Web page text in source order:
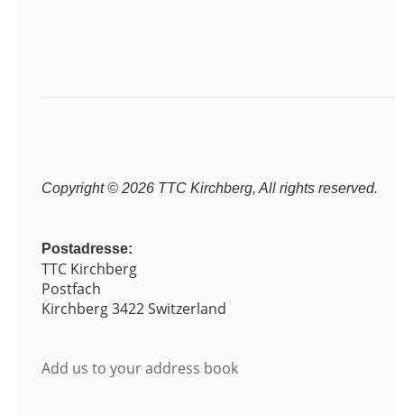
Copyright © 2026 TTC Kirchberg, All rights reserved.
Postadresse:
TTC Kirchberg
Postfach
Kirchberg3422Switzerland
Add us to your address book